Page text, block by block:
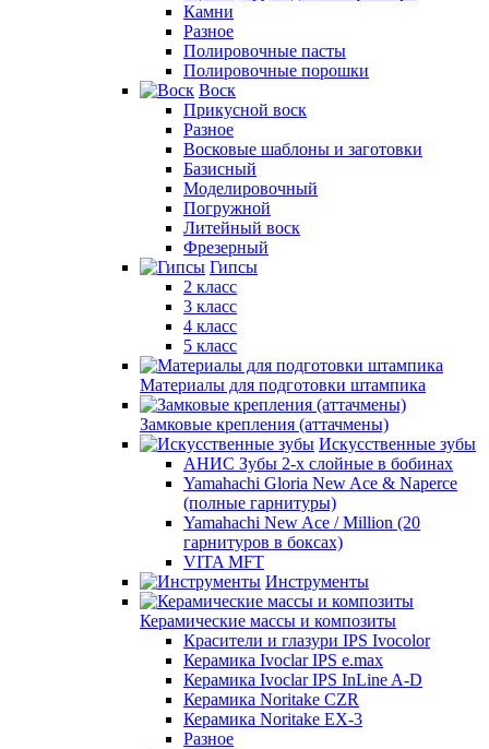
Камни
Разное
Полировочные пасты
Полировочные порошки
Воск
Прикусной воск
Разное
Восковые шаблоны и заготовки
Базисный
Моделировочный
Погружной
Литейный воск
Фрезерный
Гипсы
2 класс
3 класс
4 класс
5 класс
Материалы для подготовки штампика
Замковые крепления (аттачмены)
Искусственные зубы
АНИС Зубы 2-х слойные в бобинах
Yamahachi Gloria New Ace & Naperce
(полные гарнитуры)
Yamahachi New Ace / Million (20
гарнитуров в боксах)
VITA MFT
Инструменты
Керамические массы и композиты
Красители и глазури IPS Ivocolor
Керамика Ivoclar IPS e.max
Керамика Ivoclar IPS InLine A-D
Керамика Noritake CZR
Керамика Noritake EX-3
Разное